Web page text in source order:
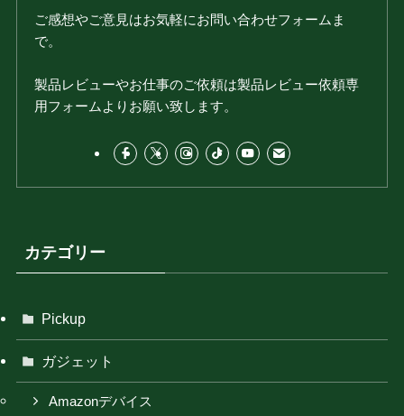
ご感想やご意見はお気軽にお問い合わせフォームま
で。
製品レビューやお仕事のご依頼は製品レビュー依頼専
用フォームよりお願い致します。
カテゴリー
Pickup
ガジェット
Amazonデバイス